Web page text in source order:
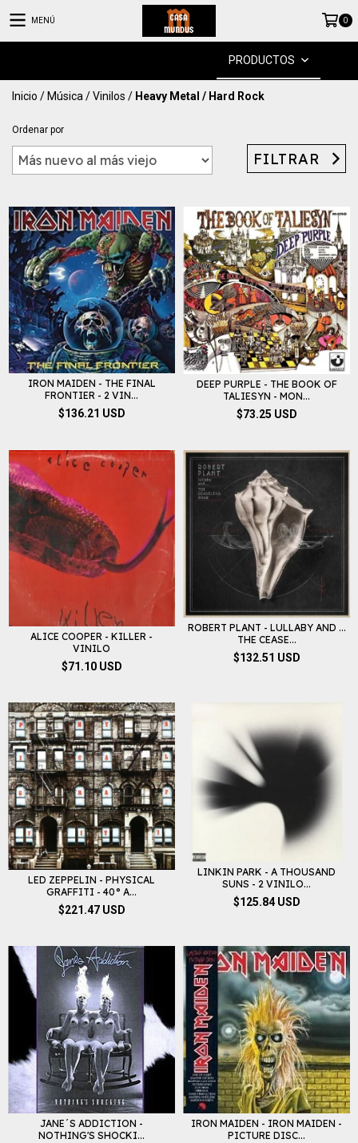
MENÚ 0
PRODUCTOS
Inicio / Música /Vinilos / Heavy Metal / Hard Rock
Ordenar por
FILTRAR
IRON MAIDEN - THE FINAL
FRONTIER - 2 VIN...
$136.21 USD
DEEP PURPLE - THE BOOK OF
TALIESYN - MON...
$73.25 USD
ALICE COOPER - KILLER -
VINILO
$71.10 USD
ROBERT PLANT - LULLABY AND ...
THE CEASE...
$132.51 USD
LED ZEPPELIN - PHYSICAL
GRAFFITI - 40° A...
$221.47 USD
LINKIN PARK - A THOUSAND
SUNS - 2 VINILO...
$125.84 USD
JANE´S ADDICTION -
NOTHING'S SHOCKI...
IRON MAIDEN - IRON MAIDEN -
PICTURE DISC...